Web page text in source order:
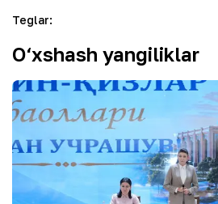
Teglar:
O‘xshash yangiliklar